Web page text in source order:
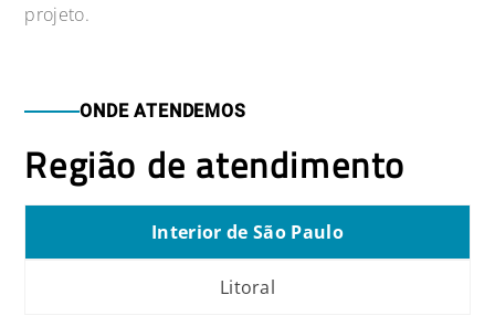
projeto.
ONDE ATENDEMOS
Região de atendimento
Interior de São Paulo
Litoral